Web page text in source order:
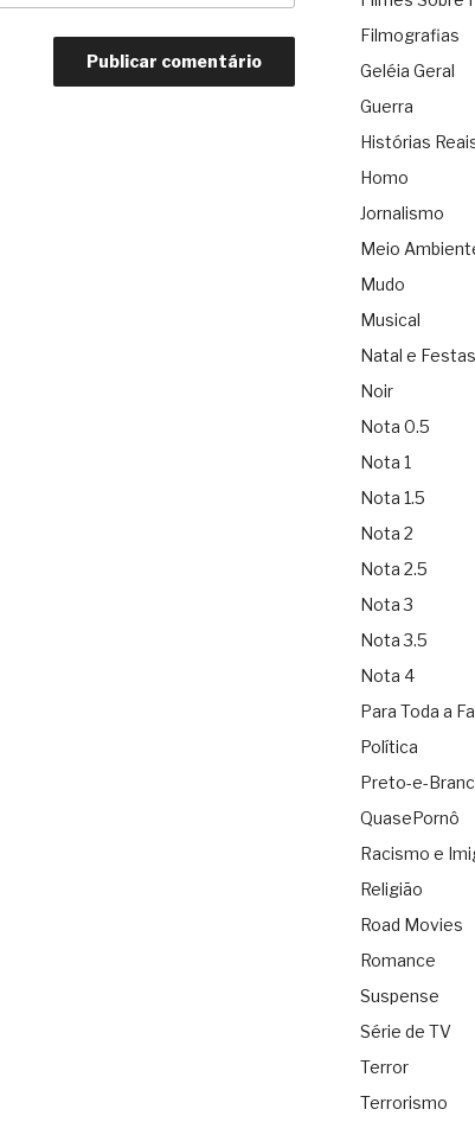
Filmografias
Geléia Geral
Guerra
Histórias
Homo
Jornalismo
Meio
Mudo
Musical
Natal e Festas
Noir
Nota 0.5
Nota 1
Nota 1.5
Nota 2
Nota 2.5
Nota 3
Nota 3.5
Nota 4
Para Toda a
Política
Preto-e-
QuasePornô
Racismo e
Religião
Road Movies
Romance
Suspense
Série de TV
Terror
Terrorismo